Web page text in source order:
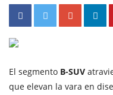
El segmento B-SUV
que elevan la vara en